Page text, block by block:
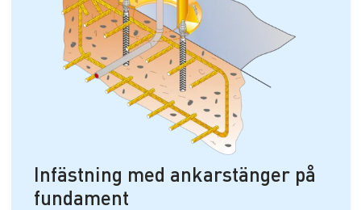
Infästning med ankarstänger på
fundament